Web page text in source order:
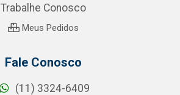
Trabalhe Conosco
Meus Pedidos
Fale Conosco
(11) 3324-6409